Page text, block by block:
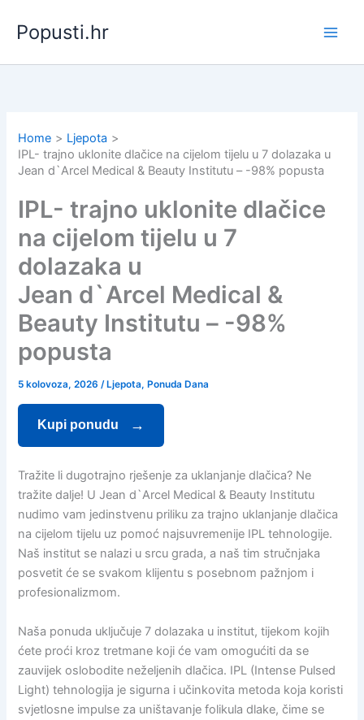
content
Popusti.hr
Home
Ljepota
IPL- trajno uklonite dlačice na cijelom tijelu u 7 dolazaka u
Jean d`Arcel Medical & Beauty Institutu – -98% popusta
IPL- trajno uklonite dlačice
na cijelom tijelu u 7
dolazaka u
Jean d`Arcel Medical &
Beauty Institutu – -98%
popusta
5 kolovoza, 2026/ Ljepota, Ponuda Dana
Kupi ponudu
Tražite li dugotrajno rješenje za uklanjanje dlačica? Ne
tražite dalje! U Jean d`Arcel Medical & Beauty Institutu
nudimo vam jedinstvenu priliku za trajno uklanjanje dlačica
na cijelom tijelu uz pomoć najsuvremenije IPL tehnologije.
Naš institut se nalazi u srcu grada, a naš tim stručnjaka
posvetit će se svakom klijentu s posebnom pažnjom i
profesionalizmom.
Naša ponuda uključuje 7 dolazaka u institut, tijekom kojih
ćete proći kroz tretmane koji će vam omogućiti da se
zauvijek oslobodite neželjenih dlačica. IPL (Intense Pulsed
Light) tehnologija je sigurna i učinkovita metoda koja koristi
svjetlosne impulse za uništavanje folikula dlake, čime se